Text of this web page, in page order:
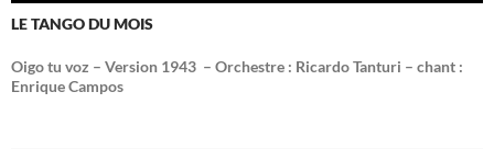
LE TANGO DU MOIS
Oigo tu voz – Version 1943 – Orchestre : Ricardo Tanturi – chant :
Enrique Campos